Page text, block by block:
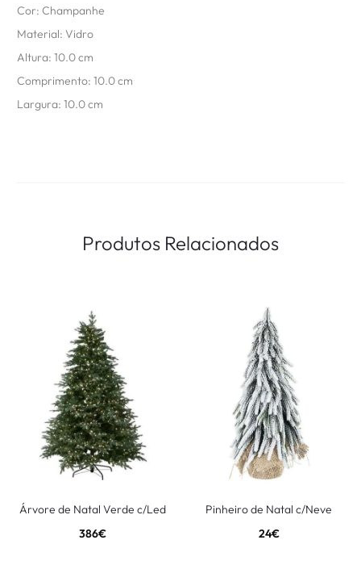
Cor: Champanhe
Material: Vidro
Altura: 10.0 cm
Comprimento: 10.0 cm
Largura: 10.0 cm
Produtos Relacionados
Árvore de Natal Verde c/Led
386€
Pinheiro de Natal c/Neve
24€